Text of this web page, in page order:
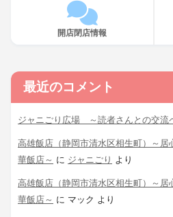
開店閉店情報
最近のコメント
ジャニごり広場 ～読者さんとの交流
高雄飯店（静岡市清水区相生町）～居
華飯店～ に ジャニごり より
高雄飯店（静岡市清水区相生町）～居
華飯店～ に マック より